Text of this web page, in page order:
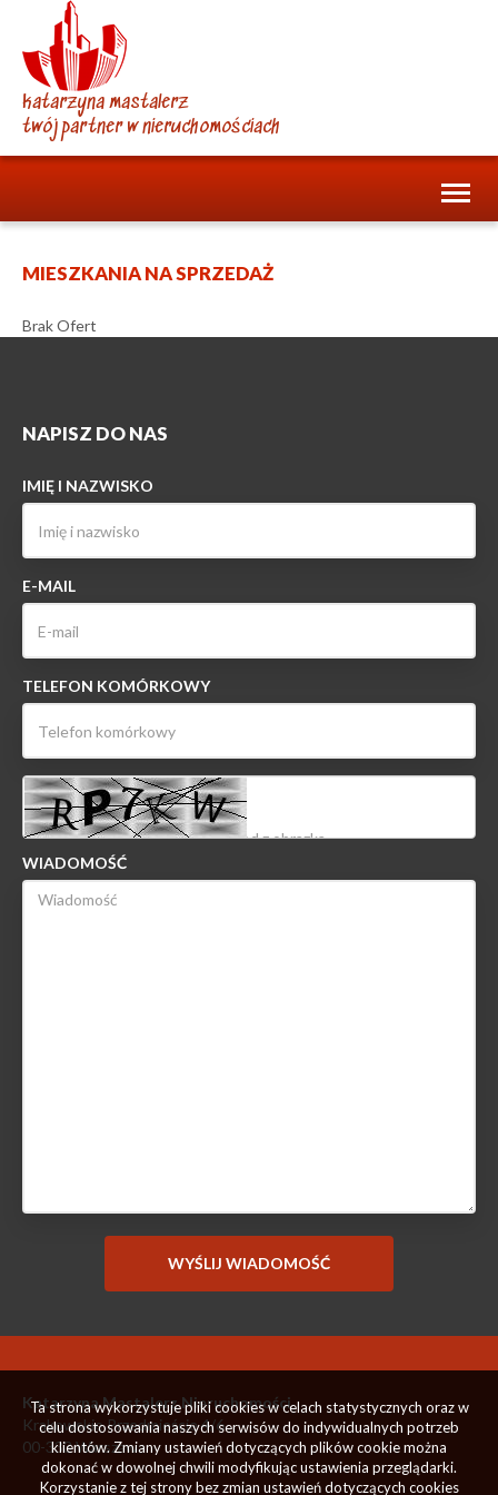
katarzyna mastalerz
twój partner w nieruchomościach
MIESZKANIA NA SPRZEDAŻ
Brak Ofert
NAPISZ DO NAS
IMIĘ I NAZWISKO
E-MAIL
TELEFON KOMÓRKOWY
WIADOMOŚĆ
Katarzyna Mastalerz Nieruchomości
Krakowskie Przedmieście 4/6
00-333 Warszawa
Ta strona wykorzystuje pliki cookies w celach statystycznych oraz w
celu dostosowania naszych serwisów do indywidualnych potrzeb
klientów. Zmiany ustawień dotyczących plików cookie można
dokonać w dowolnej chwili modyfikując ustawienia przeglądarki.
Korzystanie z tej strony bez zmian ustawień dotyczących cookies